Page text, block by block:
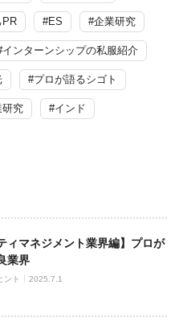
PR #ES #企業研究
インターンシップの私服紹介
#プロが語るシゴト
研究 #インド
ィマネジメント業界編】プロが
業界
ント 2025.7.1